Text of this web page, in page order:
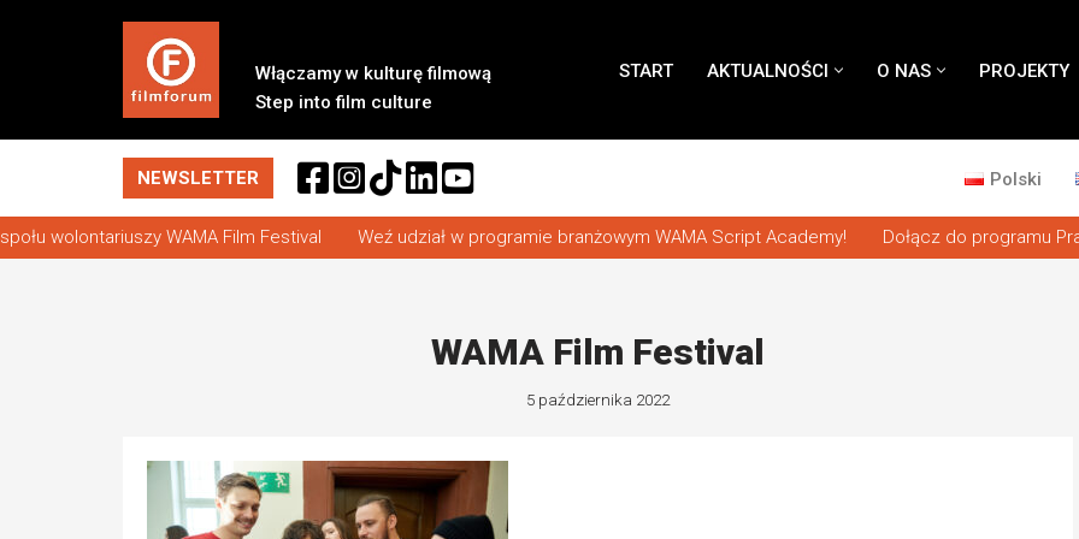
Włączamy w kulturę filmową
Step into film culture
START AKTUALNOŚCI O NAS PROJEKTY
NEWSLETTER Polski
wolontariuszy WAMA Film Festival Weź udział w programie branżowym WAMA Script Academy! Dołącz do programu
WAMA Film Festival
5 października 2022